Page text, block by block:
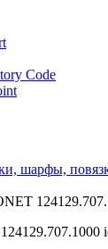
Code
шарфы,